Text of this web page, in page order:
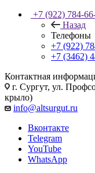
+7 (922) 784-
Назад
Телефоны
+7 (922)
+7 (3462)
Контактная
г. Сургут, ул.
крыло)
info@altsurgut.ru
Вконтакте
Telegram
YouTube
WhatsApp